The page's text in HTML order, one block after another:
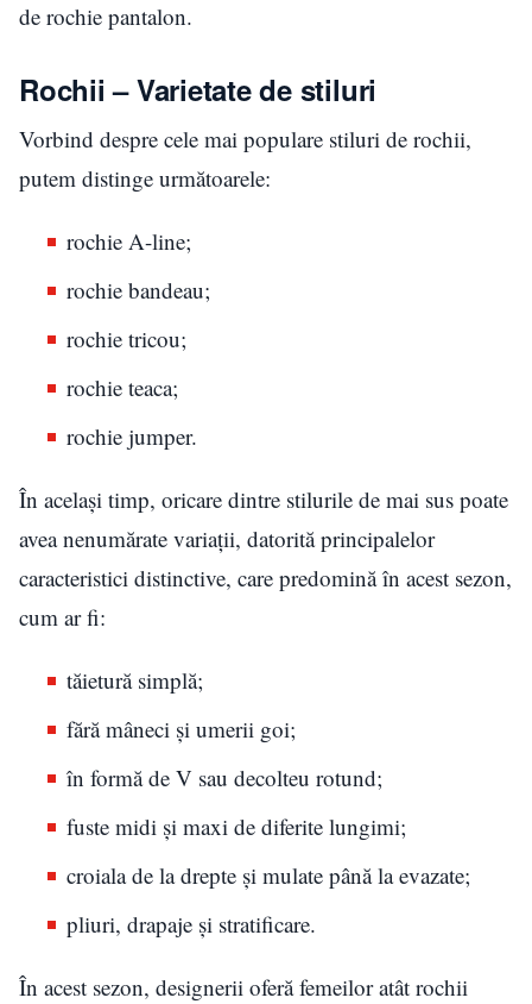
de rochie pantalon.
Rochii – Varietate de stiluri
Vorbind despre cele mai populare stiluri de rochii,
putem distinge următoarele:
rochie A-line;
rochie bandeau;
rochie tricou;
rochie teaca;
rochie jumper.
În același timp, oricare dintre stilurile de mai sus poate
avea nenumărate variații, datorită principalelor
caracteristici distinctive, care predomină în acest sezon,
cum ar fi:
tăietură simplă;
fără mâneci și umerii goi;
în formă de V sau decolteu rotund;
fuste midi și maxi de diferite lungimi;
croiala de la drepte și mulate până la evazate;
pliuri, drapaje și stratificare.
În acest sezon, designerii oferă femeilor atât rochii